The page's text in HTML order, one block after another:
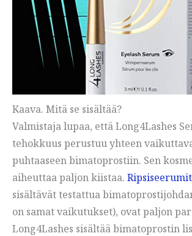
Kaava. Mitä se sisältää?
Valmistaja lupaa, että Long4Lashes
tehokkuus perustuu yhteen
puhtaaseen bimatoprostiin. Sen
aiheuttaa paljon kiistaa. Ripsiseerumit
sisältävät testattua
on samat vaikutukset), ovat paljon
Long4Lashes sisältää bimatoprostin